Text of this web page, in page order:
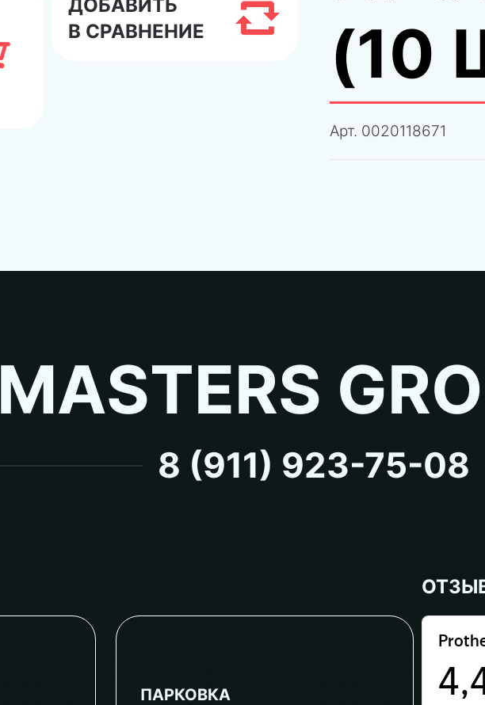
ДОБАВИТЬ
В СРАВНЕНИЕ
(10
Арт. 0020118671
MASTERS
8 (911) 923-75-08
ПАРКОВКА